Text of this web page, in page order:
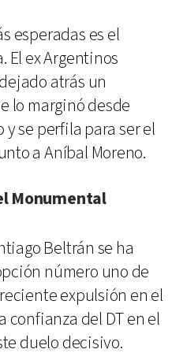
esperadas es el
El ex Argentinos
atrás un
lo marginó desde
se perfila para ser el
a Aníbal Moreno.
Monumental
Beltrán se ha
número uno de
expulsión en el
confianza del DT en el
duelo decisivo.